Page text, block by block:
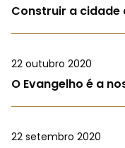
Construir a cidade
22 outubro 2020
O Evangelho é a
22 setembro 2020